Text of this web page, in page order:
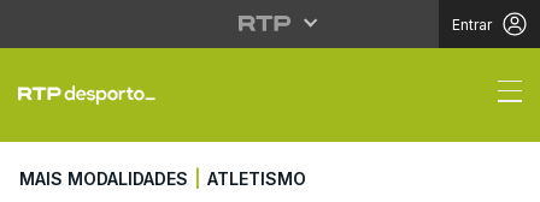
Entrar
Lorène Bazolo
MAIS MODALIDADES ATLETISMO